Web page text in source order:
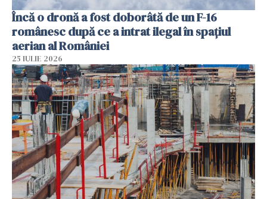
Încă o dronă a fost doborâtă de un F-16
românesc după ce a intrat ilegal în spațiul
aerian al României
25 IULIE 2026